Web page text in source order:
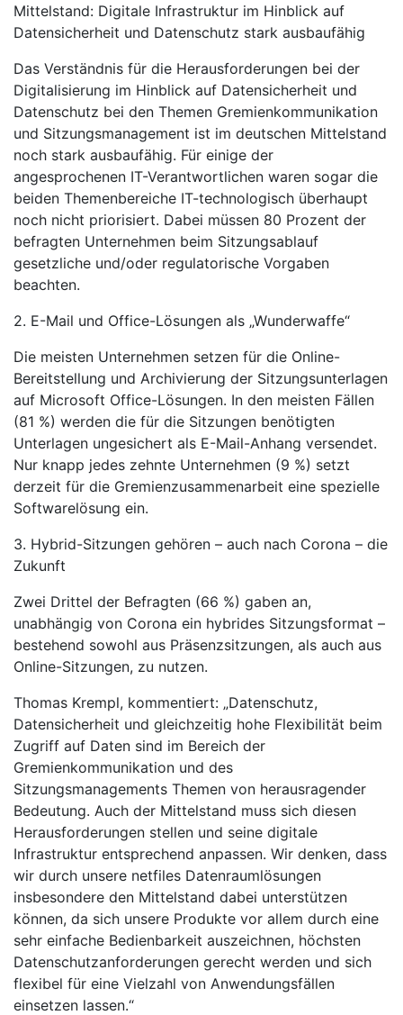
Mittelstand: Digitale Infrastruktur im Hinblick auf
Datensicherheit und Datenschutz stark ausbaufähig
Das Verständnis für die Herausforderungen bei der
Digitalisierung im Hinblick auf Datensicherheit und
Datenschutz bei den Themen Gremienkommunikation
und Sitzungsmanagement ist im deutschen Mittelstand
noch stark ausbaufähig. Für einige der
angesprochenen IT-Verantwortlichen waren sogar die
beiden Themenbereiche IT-technologisch überhaupt
noch nicht priorisiert. Dabei müssen 80 Prozent der
befragten Unternehmen beim Sitzungsablauf
gesetzliche und/oder regulatorische Vorgaben
beachten.
2. E-Mail und Office-Lösungen als „Wunderwaffe“
Die meisten Unternehmen setzen für die Online-
Bereitstellung und Archivierung der Sitzungsunterlagen
auf Microsoft Office-Lösungen. In den meisten Fällen
(81 %) werden die für die Sitzungen benötigten
Unterlagen ungesichert als E-Mail-Anhang versendet.
Nur knapp jedes zehnte Unternehmen (9 %) setzt
derzeit für die Gremienzusammenarbeit eine spezielle
Softwarelösung ein.
3. Hybrid-Sitzungen gehören – auch nach Corona – die
Zukunft
Zwei Drittel der Befragten (66 %) gaben an,
unabhängig von Corona ein hybrides Sitzungsformat –
bestehend sowohl aus Präsenzsitzungen, als auch aus
Online-Sitzungen, zu nutzen.
Thomas Krempl, kommentiert: „Datenschutz,
Datensicherheit und gleichzeitig hohe Flexibilität beim
Zugriff auf Daten sind im Bereich der
Gremienkommunikation und des
Sitzungsmanagements Themen von herausragender
Bedeutung. Auch der Mittelstand muss sich diesen
Herausforderungen stellen und seine digitale
Infrastruktur entsprechend anpassen. Wir denken, dass
wir durch unsere netfiles Datenraumlösungen
insbesondere den Mittelstand dabei unterstützen
können, da sich unsere Produkte vor allem durch eine
sehr einfache Bedienbarkeit auszeichnen, höchsten
Datenschutzanforderungen gerecht werden und sich
flexibel für eine Vielzahl von Anwendungsfällen
einsetzen lassen.“